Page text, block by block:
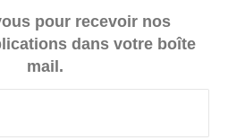
pour recevoir nos
dans votre boîte
mail.